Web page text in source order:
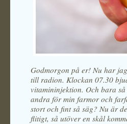
Godmorgon på er! Nu har
till radion. Klockan 07.30
vitamininjektion. Och bara
andra för min farmor och
stort och fint så säg? Nu är
flitigt, så utöver en skål